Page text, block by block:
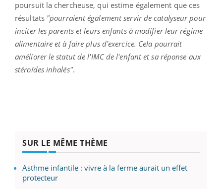
poursuit la chercheuse, qui estime également que ces
résultats "pourraient également servir de catalyseur pour
inciter les parents et leurs enfants à modifier leur régime
alimentaire et à faire plus d'exercice. Cela pourrait
améliorer le statut de l'IMC de l'enfant et sa réponse aux
stéroïdes inhalés".
SUR LE MÊME THÈME
Asthme infantile : vivre à la ferme aurait un effet
protecteur